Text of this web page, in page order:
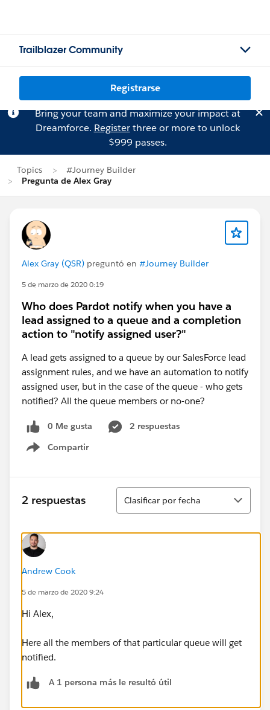
Trailblazer Community
Registrarse
Bring your team and maximize your impact at
Dreamforce. Registerthree or more to unlock
$999 passes.
Topics
#Journey Builder
Pregunta de Alex Gray
Alex Gray (QSR) preguntó en #Journey Builder
5 de marzo de 2020 0:19
Who does Pardot notify when you have a
lead assigned to a queue and a completion
action to "notify assigned user?"
A lead gets assigned to a queue by our SalesForce lead
assignment rules, and we have an automation to notify
assigned user, but in the case of the queue - who gets
notified? All the queue members or no-one?
0 Me gusta
2 respuestas
Compartir
Show menu
2 respuestas
Ordenar
Clasificar por fecha
Andrew Cook
5 de marzo de 2020 9:24
Hi Alex,
Here all the members of that particular queue will get
notified.
A 1 persona más le resultó útil